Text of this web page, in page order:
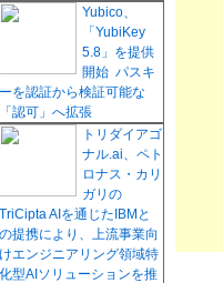
Yubico、
「YubiKey
5.8」を提供
開始 パスキ
ーを認証から検証可能な
「認可」へ拡張
トリダイアゴ
ナル.ai、ペト
ロナス・カリ
ガリの
TriCipta AIを通じたIBMと
の提携により、上流事業向
けエンジニアリング領域特
化型AIソリューションを推